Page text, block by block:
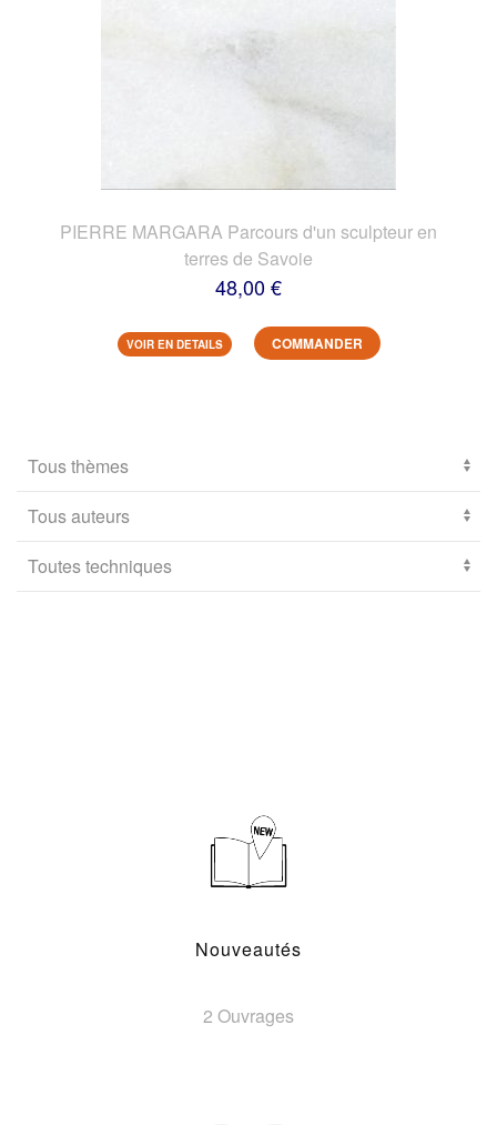
PIERRE MARGARA Parcours d'un sculpteur en
terres de Savoie
48,00 €
VOIR EN DETAILS COMMANDER
Nouveautés
2 Ouvrages